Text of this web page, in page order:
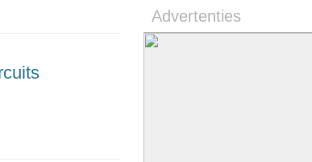
Advertenties